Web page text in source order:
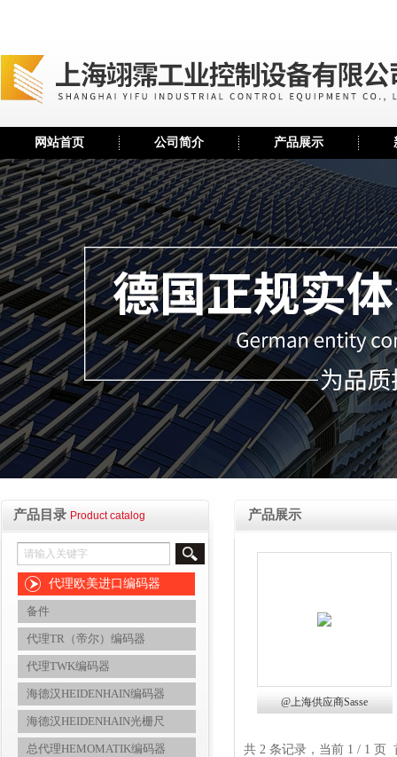
网站首页 公司简介 产品展示
产品目录 Product catalog
代理欧美进口编码器
备件
代理TR（帝尔）编码器
代理TWK编码器
海德汉HEIDENHAIN编码器
海德汉HEIDENHAIN光栅尺
总代理HEMOMATIK编码器
产品展示
@上海供应商Sasse
1360.9916202
共 2 条记录，当前 1 / 1